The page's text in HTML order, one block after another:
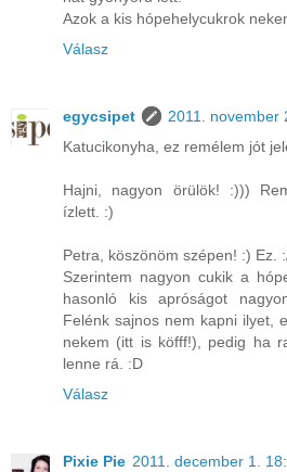
Azok a kis hópehelycukrok
Válasz
egycsipet
2011. november
Katucikonyha, ez remélem jót
Hajni, nagyon örülök! :)))
ízlett. :)
Petra, köszönöm szépen! :) Ez.
Szerintem nagyon cukik a
hasonló kis apróságot
Felénk sajnos nem kapni ilyet,
nekem (itt is köfff!), pedig ha
lenne rá. :D
Válasz
Pixie Pie 2011. december 1.